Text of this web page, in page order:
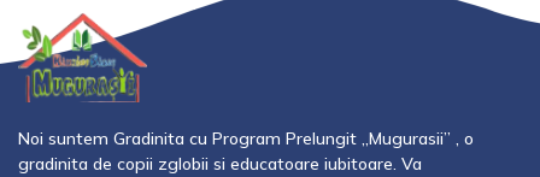
Noi suntem Gradinita cu Program Prelungit „Mugurasii” , o
gradinita de copii zglobii si educatoare iubitoare. Va